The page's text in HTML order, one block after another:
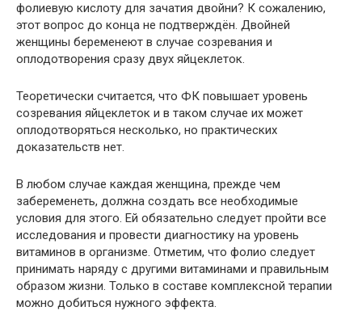
фолиевую кислоту для зачатия двойни? К сожалению,
этот вопрос до конца не подтверждён. Двойней
женщины беременеют в случае созревания и
оплодотворения сразу двух яйцеклеток.
Теоретически считается, что ФК повышает уровень
созревания яйцеклеток и в таком случае их может
оплодотворяться несколько, но практических
доказательств нет.
В любом случае каждая женщина, прежде чем
забеременеть, должна создать все необходимые
условия для этого. Ей обязательно следует пройти все
исследования и провести диагностику на уровень
витаминов в организме. Отметим, что фолио следует
принимать наряду с другими витаминами и правильным
образом жизни. Только в составе комплексной терапии
можно добиться нужного эффекта.